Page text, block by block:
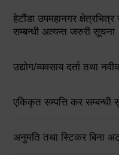
हेटौंडा उपमहानगर
सम्बन्धी अत्यन्त जरुरी सूचना
उद्योग/व्यवसाय दर्ता तथा
एकिकृत सम्पत्ति कर सम्बन्धी
अनुमति तथा स्टिकर बिना